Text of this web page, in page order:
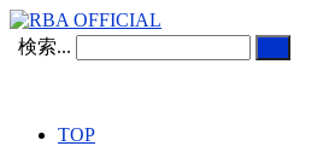
検索...
TOP